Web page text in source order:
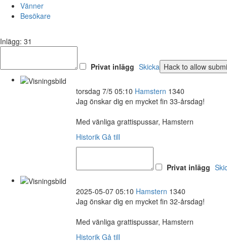
Vänner
Besökare
Inlägg: 31
Privat inlägg Skicka
torsdag 7/5 05:10 Hamstern 1340
Jag önskar dig en mycket fin 33-årsdag!
Med vänliga grattispussar, Hamstern
Historik Gå till
Privat inlägg
2025-05-07 05:10 Hamstern 1340
Jag önskar dig en mycket fin 32-årsdag!
Med vänliga grattispussar, Hamstern
Historik Gå till